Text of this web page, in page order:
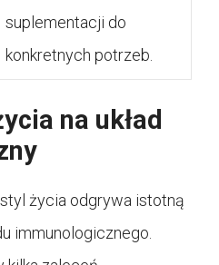
suplementacji do
konkretnych potrzeb.
na układ
życia odgrywa istotną
immunologicznego.